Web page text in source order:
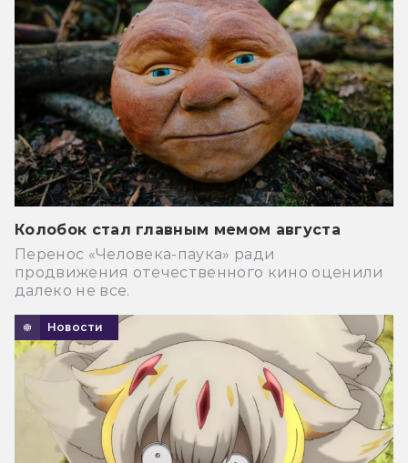
Колобок стал главным мемом августа
Перенос «Человека-паука» ради
продвижения отечественного кино оценили
далеко не все.
Новости